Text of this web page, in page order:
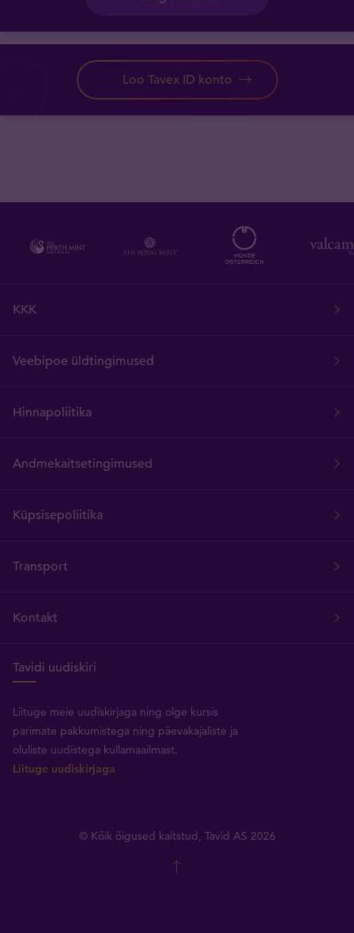
Loo Tavex ID konto
KKK
Veebipoe üldtingimused
Hinnapoliitika
Andmekaitsetingimused
Küpsisepoliitika
Transport
Kontakt
Tavidi uudiskiri
Liituge meie uudiskirjaga ning olge kursis
parimate pakkumistega ning päevakajaliste ja
oluliste uudistega kullamaailmast.
Liituge uudiskirjaga
© Kõik õigused kaitstud, Tavid AS 2026